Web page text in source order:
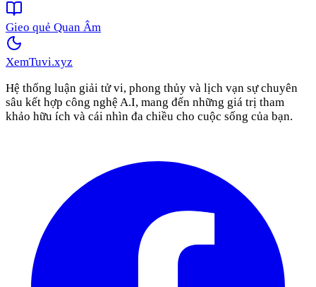
Gieo quẻ Quan Âm
XemTuvi.xyz
Hệ thống luận giải tử vi, phong thủy và lịch vạn sự chuyên
sâu kết hợp công nghệ A.I, mang đến những giá trị tham
khảo hữu ích và cái nhìn đa chiều cho cuộc sống của bạn.